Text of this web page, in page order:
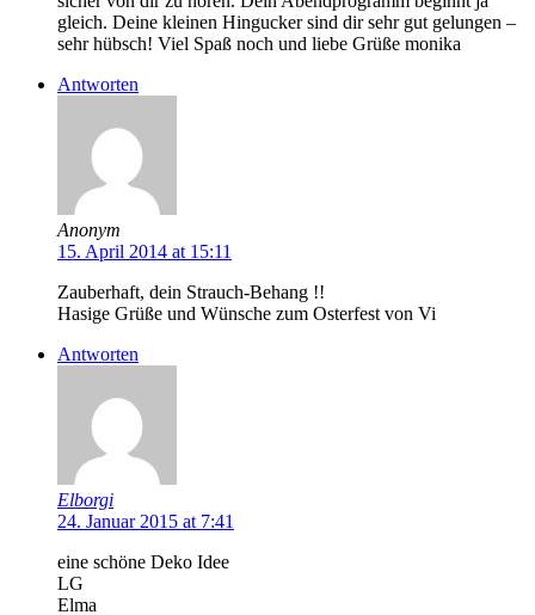
gleich. Deine kleinen Hingucker sind dir sehr gut gelungen –
sehr hübsch! Viel Spaß noch und liebe Grüße monika
Antworten
Anonym
15. April 2014 at 15:11
Zauberhaft, dein Strauch-Behang !!
Hasige Grüße und Wünsche zum Osterfest von Vi
Antworten
Elborgi
24. Januar 2015 at 7:41
eine schöne Deko Idee
LG
Elma